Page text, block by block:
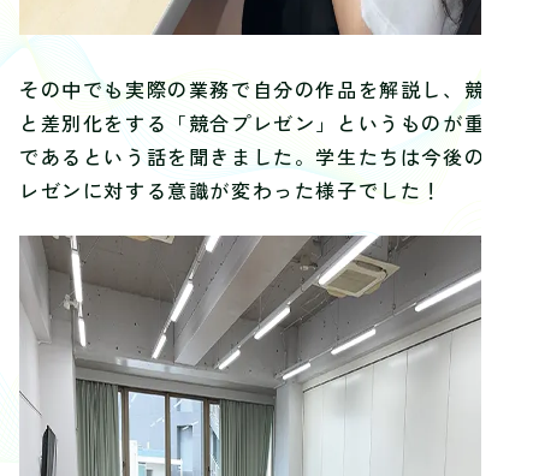
その中でも実際の業務で自分の作品を解説し、競合
と差別化をする「競合プレゼン」というものが重要
であるという話を聞きました。学生たちは今後のプ
レゼンに対する意識が変わった様子でした！